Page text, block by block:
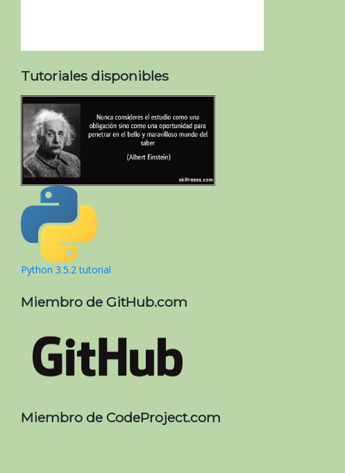
Tutoriales disponibles
Python 3.5.2 tutorial
Miembro de GitHub.com
Miembro de CodeProject.com